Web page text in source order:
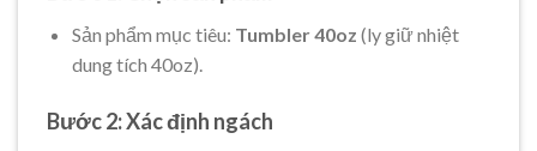
Sản phẩm mục tiêu: Tumbler 40oz (ly giữ nhiệt
dung tích 40oz).
Bước 2: Xác định ngách